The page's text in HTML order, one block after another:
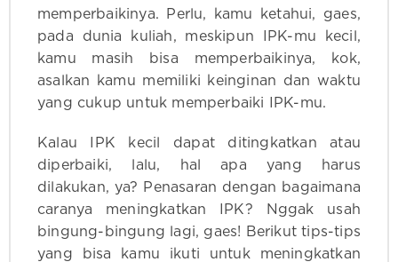
memperbaikinya. Perlu, kamu ketahui, gaes,
pada dunia kuliah, meskipun IPK-mu kecil,
kamu masih bisa memperbaikinya, kok,
asalkan kamu memiliki keinginan dan waktu
yang cukup untuk memperbaiki IPK-mu.
Kalau IPK kecil dapat ditingkatkan atau
diperbaiki, lalu, hal apa yang harus
dilakukan, ya? Penasaran dengan bagaimana
caranya meningkatkan IPK? Nggak usah
bingung-bingung lagi, gaes! Berikut tips-tips
yang bisa kamu ikuti untuk meningkatkan